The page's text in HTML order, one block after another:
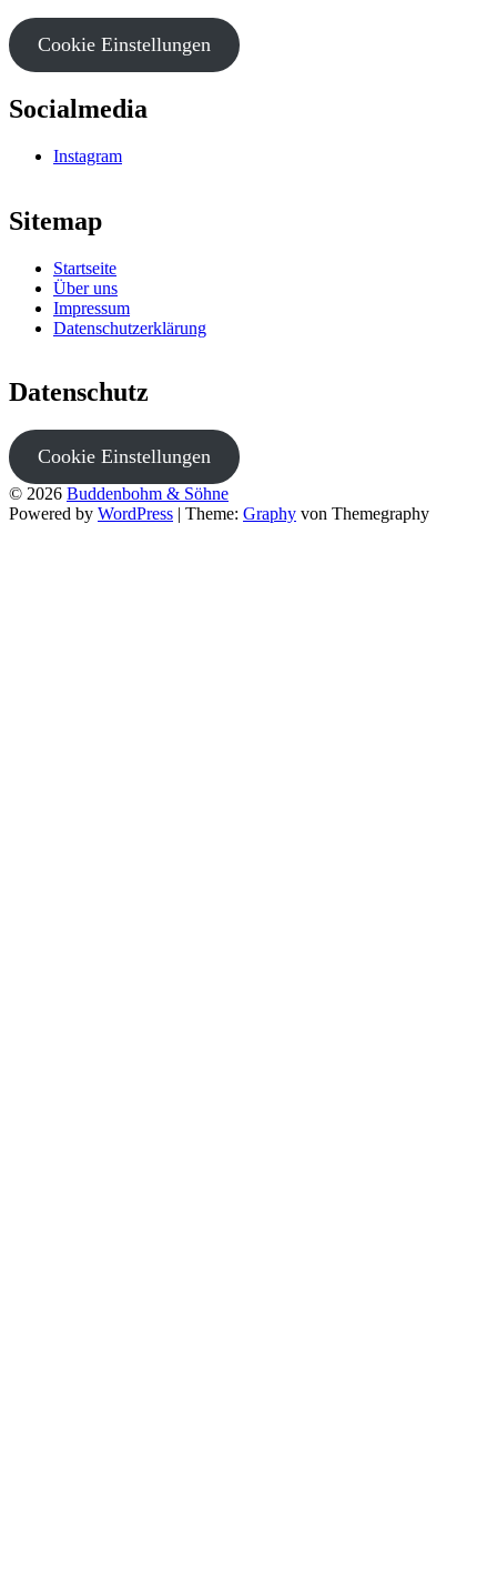
Cookie Einstellungen
Socialmedia
Instagram
Sitemap
Startseite
Über uns
Impressum
Datenschutzerklärung
Datenschutz
Cookie Einstellungen
© 2026 Buddenbohm & Söhne
Powered by WordPress | Theme: Graphy von Themegraphy